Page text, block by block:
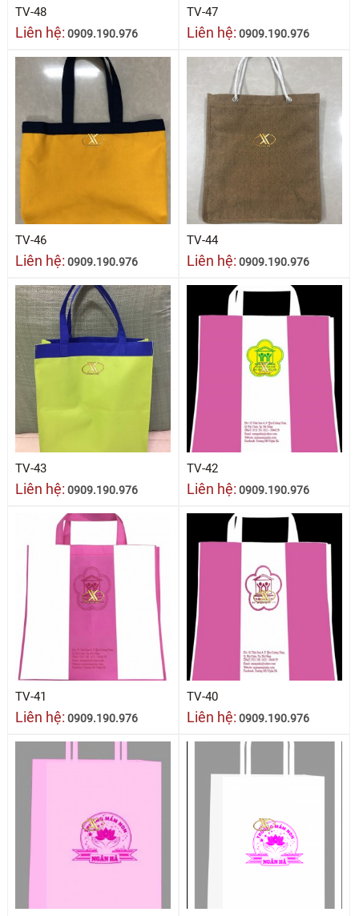
TV-48
Liên hệ: 0909.190.976
TV-47
Liên hệ: 0909.190.976
TV-46
Liên hệ: 0909.190.976
TV-44
Liên hệ: 0909.190.976
TV-43
Liên hệ: 0909.190.976
TV-42
Liên hệ: 0909.190.976
TV-41
Liên hệ: 0909.190.976
TV-40
Liên hệ: 0909.190.976